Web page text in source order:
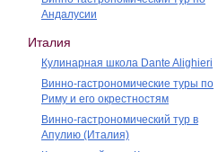
Андалусии
Италия
Кулинарная школа Dante Alighieri
Винно-гастрономические туры по
Риму и его окрестностям
Винно-гастрономический тур в
Апулию (Италия)